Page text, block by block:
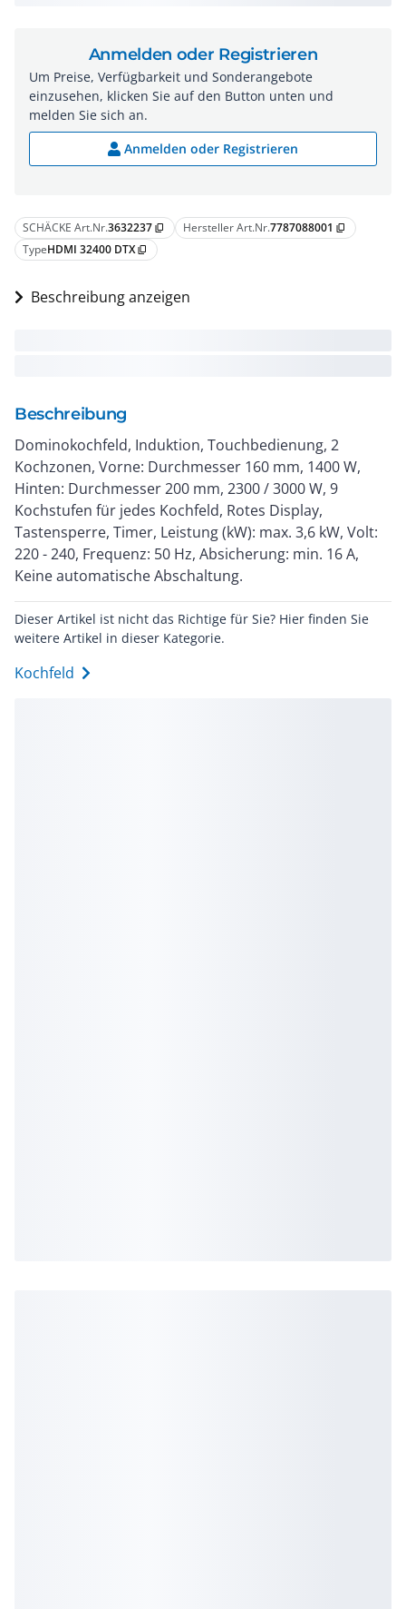
SCHÄCKE Art.Nr.3632237 content_copy Hersteller Art.Nr.7787088001 content_copy
TypeHDMI 32400 DTX content_copy
Beschreibung anzeigen
Beschreibung
Dominokochfeld, Induktion, Touchbedienung, 2
Kochzonen, Vorne: Durchmesser 160 mm, 1400 W,
Hinten: Durchmesser 200 mm, 2300 / 3000 W, 9
Kochstufen für jedes Kochfeld, Rotes Display,
Tastensperre, Timer, Leistung (kW): max. 3,6 kW, Volt:
220 - 240, Frequenz: 50 Hz, Absicherung: min. 16 A,
Keine automatische Abschaltung.
Dieser Artikel ist nicht das Richtige für Sie? Hier finden Sie
weitere Artikel in dieser Kategorie.
Kochfeld
Anmelden oder Registrieren
Um Preise, Verfügbarkeit und Sonderangebote
einzusehen, klicken Sie auf den Button unten und
melden Sie sich an.
Anmelden oder Registrieren